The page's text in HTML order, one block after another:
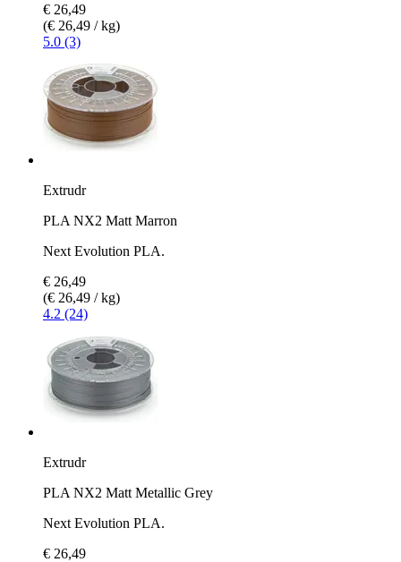
€ 26,49
(€ 26,49 / kg)
5.0 (3)
Extrudr
PLA NX2 Matt Marron
Next Evolution PLA.
€ 26,49
(€ 26,49 / kg)
4.2 (24)
Extrudr
PLA NX2 Matt Metallic Grey
Next Evolution PLA.
€ 26,49